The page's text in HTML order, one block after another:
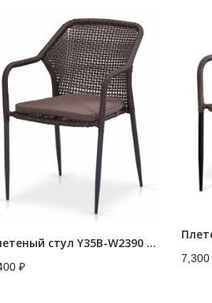
Плетеный стул Y35B-W2390 Brown с подушкой
₽
7,300